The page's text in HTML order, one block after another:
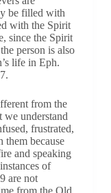
be filled with
with the Spirit
since the Spirit
person is also
life in Eph.
from the
understand
frustrated,
because
and speaking
of
are not
from the Old